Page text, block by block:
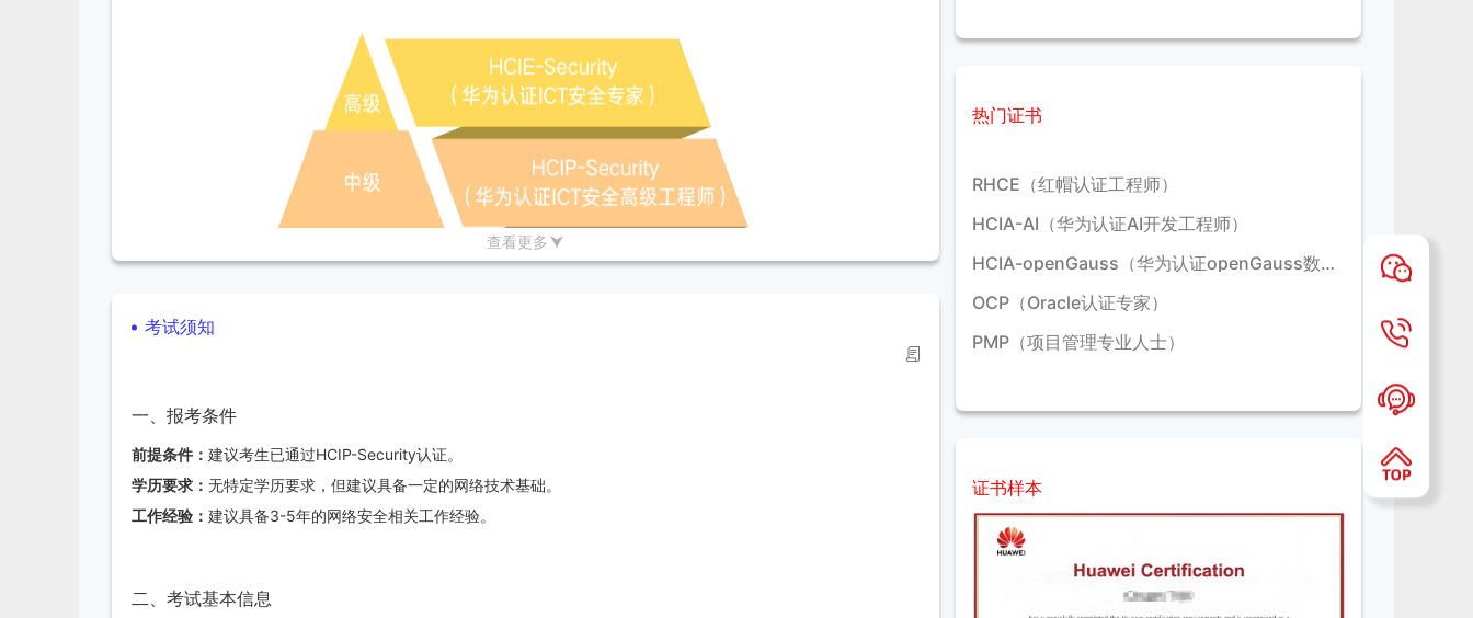
定位： 培养与认证具备企业信息网络安全解决方案整体设计、部署和运维综合能力的网络安全架构师。
目标： 通过该认证，证明个人具备网络安全领域的专业知识和实践能力，能够胜任企业网络安全全场景专家岗位，包
查看更多
考试须知
一、报考条件
前提条件： 建议考生已通过HCIP-Security认证。
学历要求： 无特定学历要求，但建议具备一定的网络技术基础。
工作经验： 建议具备3-5年的网络安全相关工作经验。
二、考试基本信息
热门证书
RHCE（红帽认证工程师）
HCIA-AI（华为认证AI开发工程师）
HCIA-openGauss（华为认证openGauss数据库工程师）
OCP（Oracle认证专家）
PMP（项目管理专业人士）
证书样本